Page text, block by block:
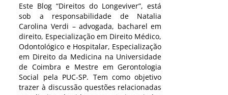
Este Blog “Direitos do Longeviver”, está
sob a responsabilidade de Natalia
Carolina Verdi – advogada, bacharel em
direito, Especialização em Direito Médico,
Odontológico e Hospitalar, Especialização
em Direito da Medicina na Universidade
de Coimbra e Mestre em Gerontologia
Social pela PUC-SP. Tem como objetivo
trazer à discussão questões relacionadas